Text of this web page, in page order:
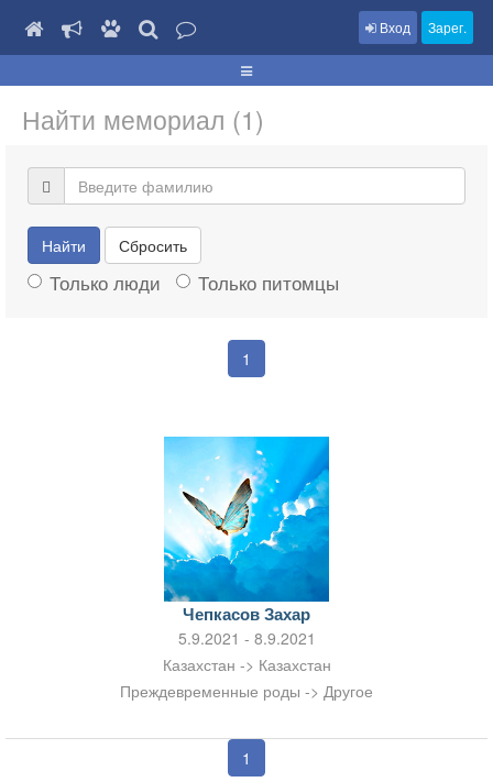
Вход Зарег.
Найти мемориал (1)
Найти Сбросить
Только люди Только питомцы
1
Чепкасов Захар
5.9.2021 - 8.9.2021
Казахстан -> Казахстан
Преждевременные роды -> Другое
1